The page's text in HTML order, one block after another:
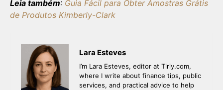
Leia também: Guia Fácil para Obter Amostras Grátis
de Produtos Kimberly-Clark
Lara Esteves
I’m Lara Esteves, editor at Tiriy.com,
where I write about finance tips, public
services, and practical advice to help